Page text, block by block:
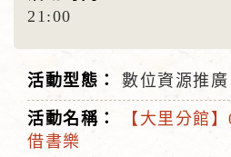
21:00
數位資源推廣
【大里分館
借書樂